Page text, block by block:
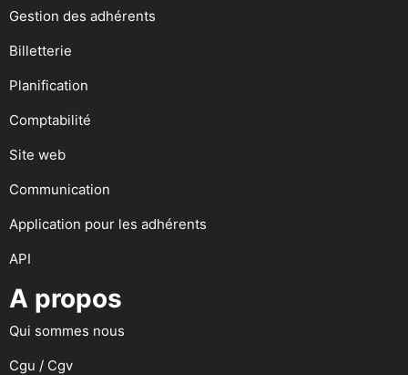
Gestion des adhérents
Billetterie
Planification
Comptabilité
Site web
Communication
Application pour les adhérents
API
A propos
Qui sommes nous
Cgu / Cgv